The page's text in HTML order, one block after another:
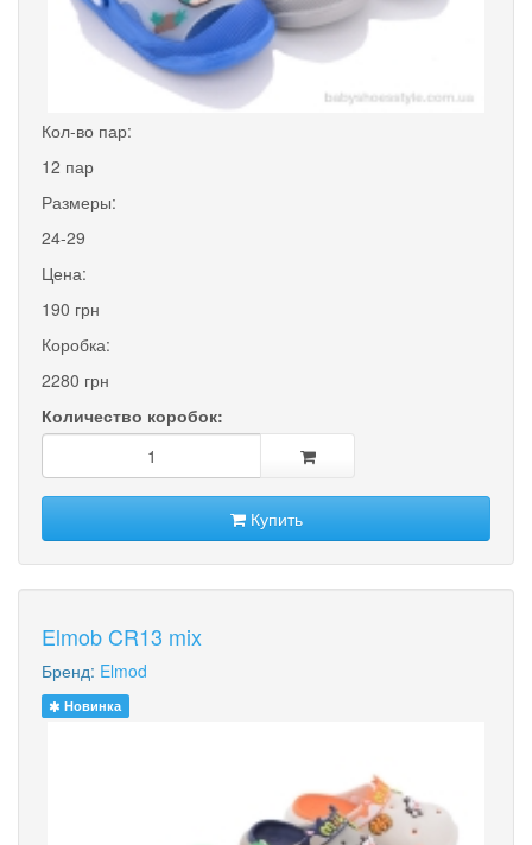
Кол-во пар:
12 пар
Размеры:
24-29
Цена:
190 грн
Коробка:
2280 грн
Количество коробок:
Купить
Elmob CR13 mix
Бренд: Elmod
Новинка